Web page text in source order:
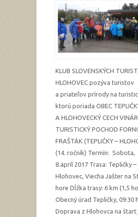
KLUB SLOVENSKÝCH
HLOHOVEC pozýva turistov
a priateľov prírody na
ktorú poriada OBEC
A HLOHOVECKÝ CECH
TURISTICKÝ POCHOD
FRAŠTÁK (TEPLIČKY –
(14. ročník) Termín: Sobota,
8.apríl 2017 Trasa: Tepličky
Hlohovec, Viecha Jašter na
hore Dĺžka trasy: 6 km (1,5
Obecný úrad Tepličky, 09:30
Doprava z Hlohovca na štart